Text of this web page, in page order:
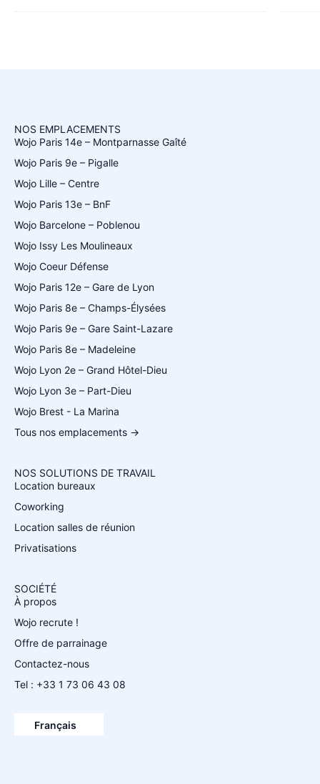
NOS EMPLACEMENTS
Wojo Paris 14e – Montparnasse Gaîté
Wojo Paris 9e – Pigalle
Wojo Lille – Centre
Wojo Paris 13e – BnF
Wojo Barcelone – Poblenou
Wojo Issy Les Moulineaux
Wojo Coeur Défense
Wojo Paris 12e – Gare de Lyon
Wojo Paris 8e – Champs-Élysées
Wojo Paris 9e – Gare Saint-Lazare
Wojo Paris 8e – Madeleine
Wojo Lyon 2e – Grand Hôtel-Dieu
Wojo Lyon 3e – Part-Dieu
Wojo Brest - La Marina
Tous nos emplacements →
NOS SOLUTIONS DE TRAVAIL
Location bureaux
Coworking
Location salles de réunion
Privatisations
SOCIÉTÉ
À propos
Wojo recrute !
Offre de parrainage
Contactez-nous
Tel : +33 1 73 06 43 08
Français
Español
Deutsch